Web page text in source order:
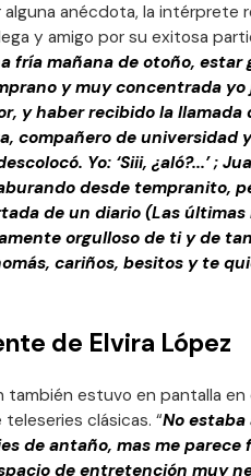
anécdota, la intérprete
y amigo por su exitosa
fría mañana de otoño, estar
y muy concentrada
y haber recibido la llamada
compañero de
Yo: ‘Siii, ¿aló?...’ ;
desde tempranito,
de un diario (Las
orgulloso de ti y de
cariños, besitos y te
de Elvira López
también estuvo en pantalla en
clásicas. “No
de antaño, mas me
de entretención muy